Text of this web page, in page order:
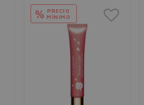
% PRECIO
MÍNIMO